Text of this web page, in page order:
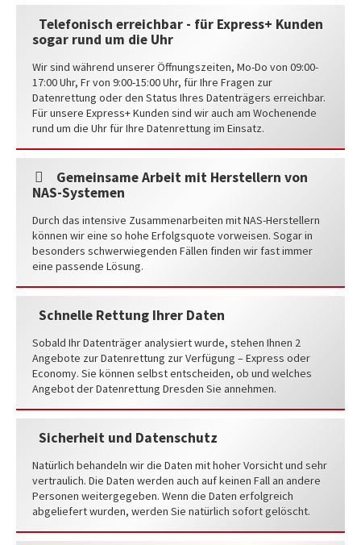
Telefonisch erreichbar - für Express+ Kunden
sogar rund um die Uhr
Wir sind während unserer Öffnungszeiten, Mo-Do von 09:00-
17:00 Uhr, Fr von 9:00-15:00 Uhr, für Ihre Fragen zur
Datenrettung oder den Status Ihres Datenträgers erreichbar.
Für unsere Express+ Kunden sind wir auch am Wochenende
rund um die Uhr für Ihre Datenrettung im Einsatz.
Gemeinsame Arbeit mit Herstellern von
NAS-Systemen
Durch das intensive Zusammenarbeiten mit NAS-Herstellern
können wir eine so hohe Erfolgsquote vorweisen. Sogar in
besonders schwerwiegenden Fällen finden wir fast immer
eine passende Lösung.
Schnelle Rettung Ihrer Daten
Sobald Ihr Datenträger analysiert wurde, stehen Ihnen 2
Angebote zur Datenrettung zur Verfügung – Express oder
Economy. Sie können selbst entscheiden, ob und welches
Angebot der Datenrettung Dresden Sie annehmen.
Sicherheit und Datenschutz
Natürlich behandeln wir die Daten mit hoher Vorsicht und sehr
vertraulich. Die Daten werden auch auf keinen Fall an andere
Personen weitergegeben. Wenn die Daten erfolgreich
abgeliefert wurden, werden Sie natürlich sofort gelöscht.